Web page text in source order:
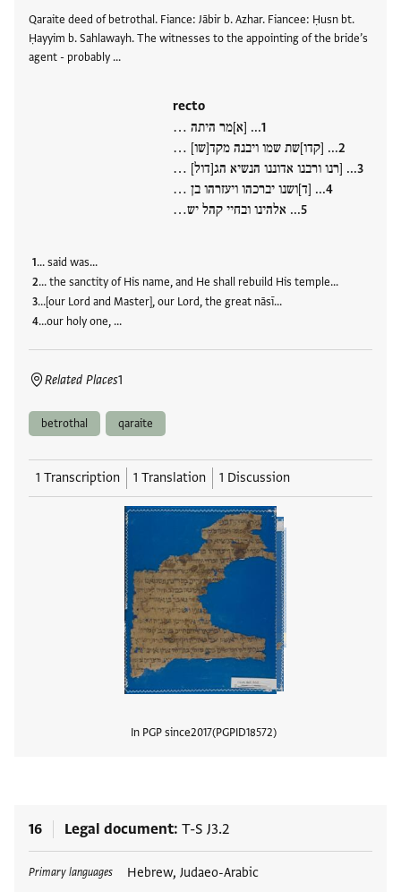
Qaraite deed of betrothal. Fiance: Jābir b. Azhar. Fiancee: Ḥusn bt.
Ḥayyim b. Sahlawayh. The witnesses to the appointing of the bride’s
agent - probably …
recto
... [א]מר היתה …
... [קדו]שת שמו ויבנה מקד[שו] …
... [רנו ורבנו אדוננו הנשיא הג[דול] …
... [ד]ושנו יברכהו ויעזרהו בן …
... אלהינו ובחיי קהל יש…
... said was...
... the sanctity of His name, and He shall rebuild His temple...
…[our Lord and Master], our Lord, the great nāsī…
…our holy one, …
Related Places1
betrothal qaraite
1 Transcription 1 Translation 1 Discussion
In PGP since2017 PGPID18572
16 Legal document T-S J3.2
Primary languages Hebrew, Judaeo-Arabic
Tags